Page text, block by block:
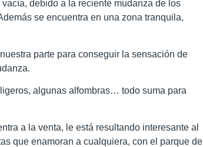
debido a la reciente mudanza de los
se encuentra en una zona tranquila,
parte para conseguir la sensación de
algunas alfombras… todo suma para
a la venta, le está resultando interesante al
que enamoran a cualquiera, con el parque de